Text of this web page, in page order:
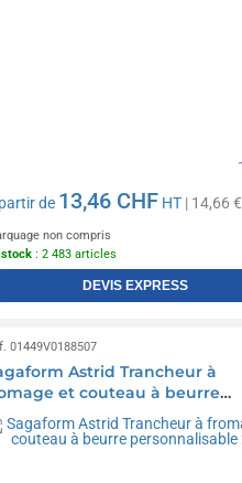
de 13,46 CHF HT | 14,66 €
non compris
stock : 2 483 articles
DEVIS EXPRESS
01449V0188507
Astrid Trancheur à
et couteau à beurre
2 pcs